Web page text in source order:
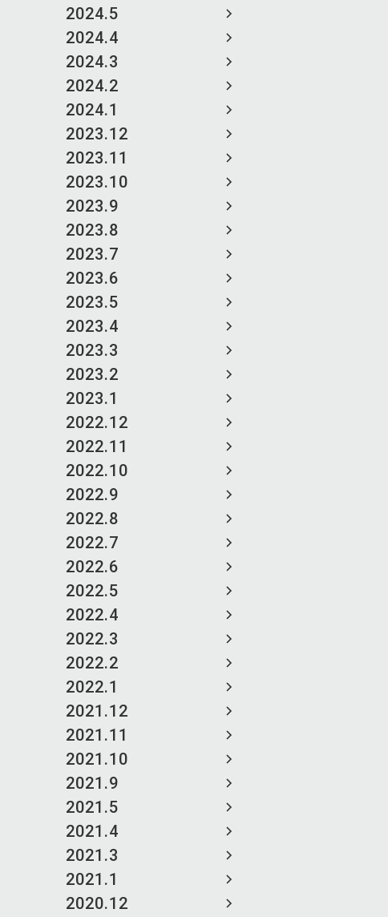
2024.5
2024.4
2024.3
2024.2
2024.1
2023.12
2023.11
2023.10
2023.9
2023.8
2023.7
2023.6
2023.5
2023.4
2023.3
2023.2
2023.1
2022.12
2022.11
2022.10
2022.9
2022.8
2022.7
2022.6
2022.5
2022.4
2022.3
2022.2
2022.1
2021.12
2021.11
2021.10
2021.9
2021.5
2021.4
2021.3
2021.1
2020.12